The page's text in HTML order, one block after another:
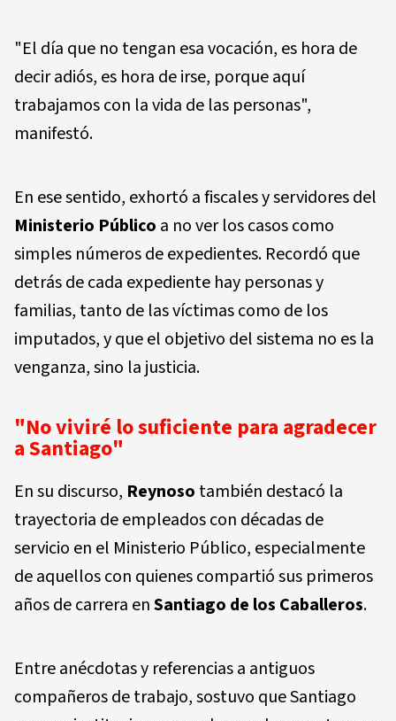
"El día que no tengan esa vocación, es hora de
decir adiós, es hora de irse, porque aquí
trabajamos con la vida de las personas",
manifestó.
En ese sentido, exhortó a fiscales y servidores del
Ministerio Público a no ver los casos como
simples números de expedientes. Recordó que
detrás de cada expediente hay personas y
familias, tanto de las víctimas como de los
imputados, y que el objetivo del sistema no es la
venganza, sino la justicia.
"No viviré lo suficiente para agradecer
a Santiago"
En su discurso, Reynoso también destacó la
trayectoria de empleados con décadas de
servicio en el Ministerio Público, especialmente
de aquellos con quienes compartió sus primeros
años de carrera enSantiago de los Caballeros.
Entre anécdotas y referencias a antiguos
compañeros de trabajo, sostuvo que Santiago